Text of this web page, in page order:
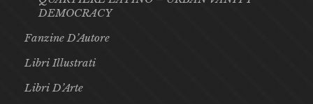
DEMOCRACY
Fanzine D’Autore
Libri Illustrati
Libri D’Arte